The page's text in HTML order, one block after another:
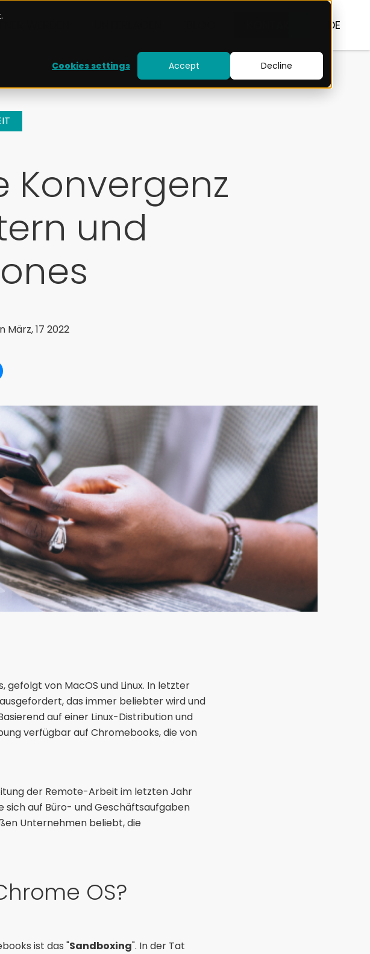
Cookies settings
Accept Decline
DE
Konvergenz
und
März, 17 2022
von MacOS und Linux. In letzter
das immer beliebter wird und
auf einer Linux-Distribution und
verfügbar auf Chromebooks, die von
der Remote-Arbeit im letzten Jahr
sich auf Büro- und Geschäftsaufgaben
Unternehmen beliebt, die
OS?
ist das "Sandboxing". In der Tat